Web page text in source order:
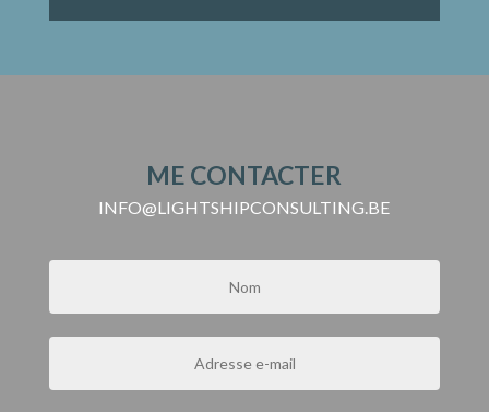
ME CONTACTER
INFO@LIGHTSHIPCONSULTING.BE